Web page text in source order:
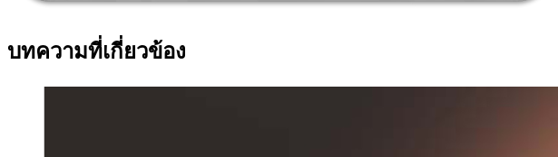
บทความที่เกี่ยวข้อง